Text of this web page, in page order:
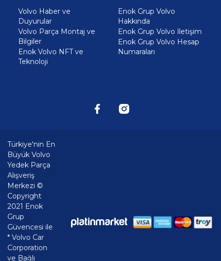
Volvo Haber ve
Duyurular
Volvo Parça Montaj ve
Bilgiler
Enok Volvo NFT ve
Teknoloji
Enok Grup Volvo
Hakkında
Enok Grup Volvo İletişim
Enok Grup Volvo Hesap
Numaraları
Türkiye'nin En
Büyük Volvo
Yedek Parça
Alışveriş
Merkezi ©
Copyright
2021 Enok
Grup
Güvencesi ile
* Volvo Car
Corporation
ve Bağlı